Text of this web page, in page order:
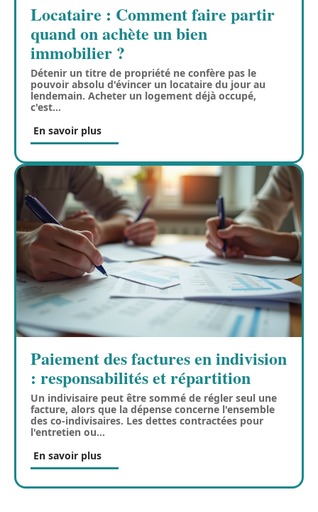
Locataire : Comment faire partir
quand on achète un bien
immobilier ?
Détenir un titre de propriété ne confère pas le
pouvoir absolu d'évincer un locataire du jour au
lendemain. Acheter un logement déjà occupé,
c'est…
En savoir plus
Paiement des factures en indivision
: responsabilités et répartition
Un indivisaire peut être sommé de régler seul une
facture, alors que la dépense concerne l'ensemble
des co-indivisaires. Les dettes contractées pour
l'entretien ou…
En savoir plus